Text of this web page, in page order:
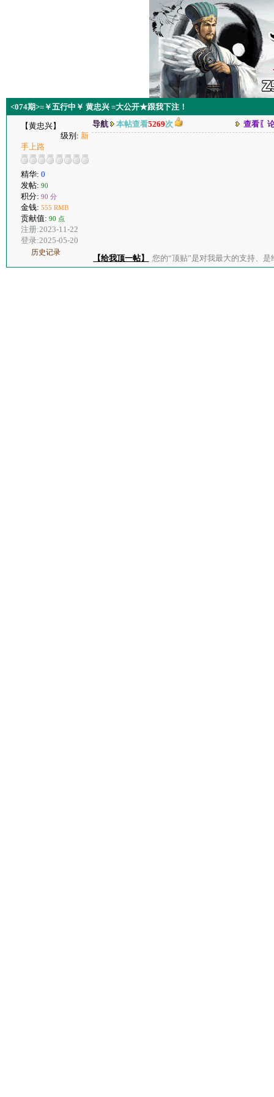
<074期>=￥五行中￥ 黄忠兴 =大公开★跟我下注！
【黄忠兴】
级别: 新
手上路
精华: 0
发帖: 90
积分: 90 分
金钱: 555 RMB
贡献值: 90 点
注册:2023-11-22
登录:2025-05-20
历史记录
导航 本帖查看5269次 查看〖
【给我顶一帖】 您的“顶贴”是对我最大的支持、